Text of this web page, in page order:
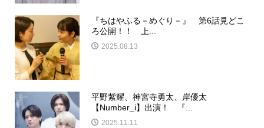
『ちはやふる－めぐり－』 第6話見どこ
ろ公開！！ 上...
2025.08.13
平野紫耀、神宮寺勇太、岸優太
【Number_i】出演！ 『...
2025.11.11